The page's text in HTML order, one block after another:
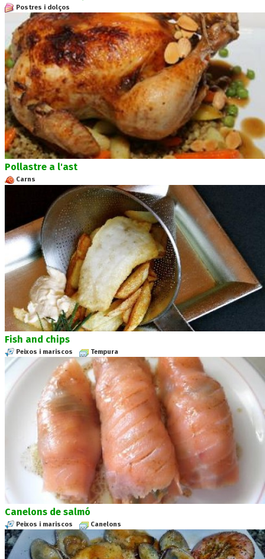
Postres i dolços
Pollastre a l'ast
Carns
Fish and chips
Peixos i mariscos Tempura
Canelons de salmó
Peixos i mariscos Canelons